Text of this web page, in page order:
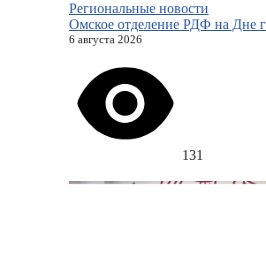
Региональные новости
Омское отделение РДФ на Дне
6 августа 2026
131